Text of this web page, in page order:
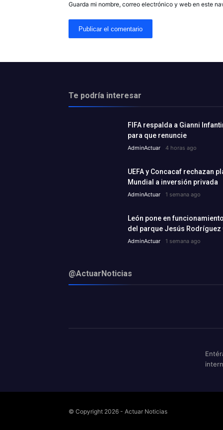
Guarda mi nombre, correo electrónico y web en este
Te podría interesar
FIFA respalda a Gianni
para que renuncie
AdminActuar 4 horas ago
UEFA y Concacaf rechazan
Mundial a inversión privada
AdminActuar 1 semana ago
León pone en
del parque Jesús Rodríguez
AdminActuar 1 semana ago
@ActuarNoticias
© Copyright 2026 - Actuar Noticias